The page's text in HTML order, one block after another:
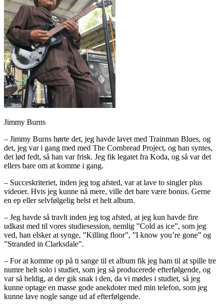
Jimmy Burns
– Jimmy Burns hørte det, jeg havde lavet med Trainman Blues, og
det, jeg var i gang med med The Cornbread Project, og han syntes,
det lød fedt, så han var frisk. Jeg fik legatet fra Koda, og så var det
ellers bare om at komme i gang.
– Succeskriteriet, inden jeg tog afsted, var at lave to singler plus
videoer. Hvis jeg kunne nå mere, ville det bare være bonus. Gerne
en ep eller selvfølgelig helst et helt album.
– Jeg havde så travlt inden jeg tog afsted, at jeg kun havde fire
udkast med til vores studiesession, nemlig ”Cold as ice”, som jeg
ved, han elsker at synge, ”Killing floor”, ”I know you’re gone” og
”Stranded in Clarksdale”.
– For at komme op på ti sange til et album fik jeg ham til at spille tre
numre helt solo i studiet, som jeg så producerede efterfølgende, og
var så heldig, at der gik snak i den, da vi mødes i studiet, så jeg
kunne optage en masse gode anekdoter med min telefon, som jeg
kunne lave nogle sange ud af efterfølgende.